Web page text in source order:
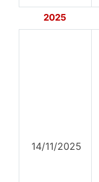
2025
14/11/2025